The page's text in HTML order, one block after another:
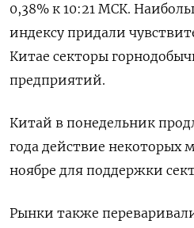
0,38% к 10:21 МСК.
индексу придали
Китае секторы
предприятий.
Китай в понедельник
года действие некоторых
ноябре для поддержки
Рынки также